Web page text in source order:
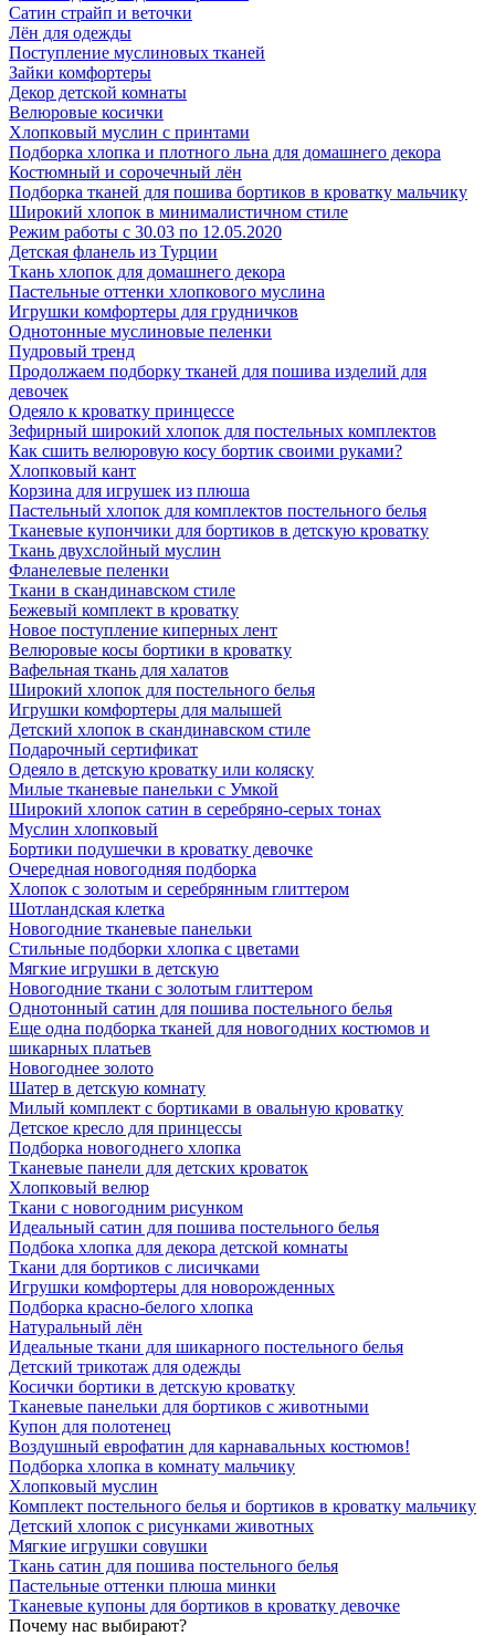
Сатин страйп и веточки
Лён для одежды
Поступление муслиновых тканей
Зайки комфортеры
Декор детской комнаты
Велюровые косички
Хлопковый муслин с принтами
Подборка хлопка и плотного льна для домашнего декора
Костюмный и сорочечный лён
Подборка тканей для пошива бортиков в кроватку мальчику
Широкий хлопок в минималистичном стиле
Режим работы с 30.03 по 12.05.2020
Детская фланель из Турции
Ткань хлопок для домашнего декора
Пастельные оттенки хлопкового муслина
Игрушки комфортеры для грудничков
Однотонные муслиновые пеленки
Пудровый тренд
Продолжаем подборку тканей для пошива изделий для
девочек
Одеяло к кроватку принцессе
Зефирный широкий хлопок для постельных комплектов
Как сшить велюровую косу бортик своими руками?
Хлопковый кант
Корзина для игрушек из плюша
Пастельный хлопок для комплектов постельного белья
Тканевые купончики для бортиков в детскую кроватку
Ткань двухслойный муслин
Фланелевые пеленки
Ткани в скандинавском стиле
Бежевый комплект в кроватку
Новое поступление киперных лент
Велюровые косы бортики в кроватку
Вафельная ткань для халатов
Широкий хлопок для постельного белья
Игрушки комфортеры для малышей
Детский хлопок в скандинавском стиле
Подарочный сертификат
Одеяло в детскую кроватку или коляску
Милые тканевые панельки с Умкой
Широкий хлопок сатин в серебряно-серых тонах
Муслин хлопковый
Бортики подушечки в кроватку девочке
Очередная новогодняя подборка
Хлопок с золотым и серебрянным глиттером
Шотландская клетка
Новогодние тканевые панельки
Стильные подборки хлопка с цветами
Мягкие игрушки в детскую
Новогодние ткани с золотым глиттером
Однотонный сатин для пошива постельного белья
Еще одна подборка тканей для новогодних костюмов и
шикарных платьев
Новогоднее золото
Шатер в детскую комнату
Милый комплект с бортиками в овальную кроватку
Детское кресло для принцессы
Подборка новогоднего хлопка
Тканевые панели для детских кроваток
Хлопковый велюр
Ткани с новогодним рисунком
Идеальный сатин для пошива постельного белья
Подбока хлопка для декора детской комнаты
Ткани для бортиков с лисичками
Игрушки комфортеры для новорожденных
Подборка красно-белого хлопка
Натуральный лён
Идеальные ткани для шикарного постельного белья
Детский трикотаж для одежды
Косички бортики в детскую кроватку
Тканевые панельки для бортиков с животными
Купон для полотенец
Воздушный еврофатин для карнавальных костюмов!
Подборка хлопка в комнату мальчику
Хлопковый муслин
Комплект постельного белья и бортиков в кроватку мальчику
Детский хлопок с рисунками животных
Мягкие игрушки совушки
Ткань сатин для пошива постельного белья
Пастельные оттенки плюша минки
Тканевые купоны для бортиков в кроватку девочке
Почему нас выбирают?